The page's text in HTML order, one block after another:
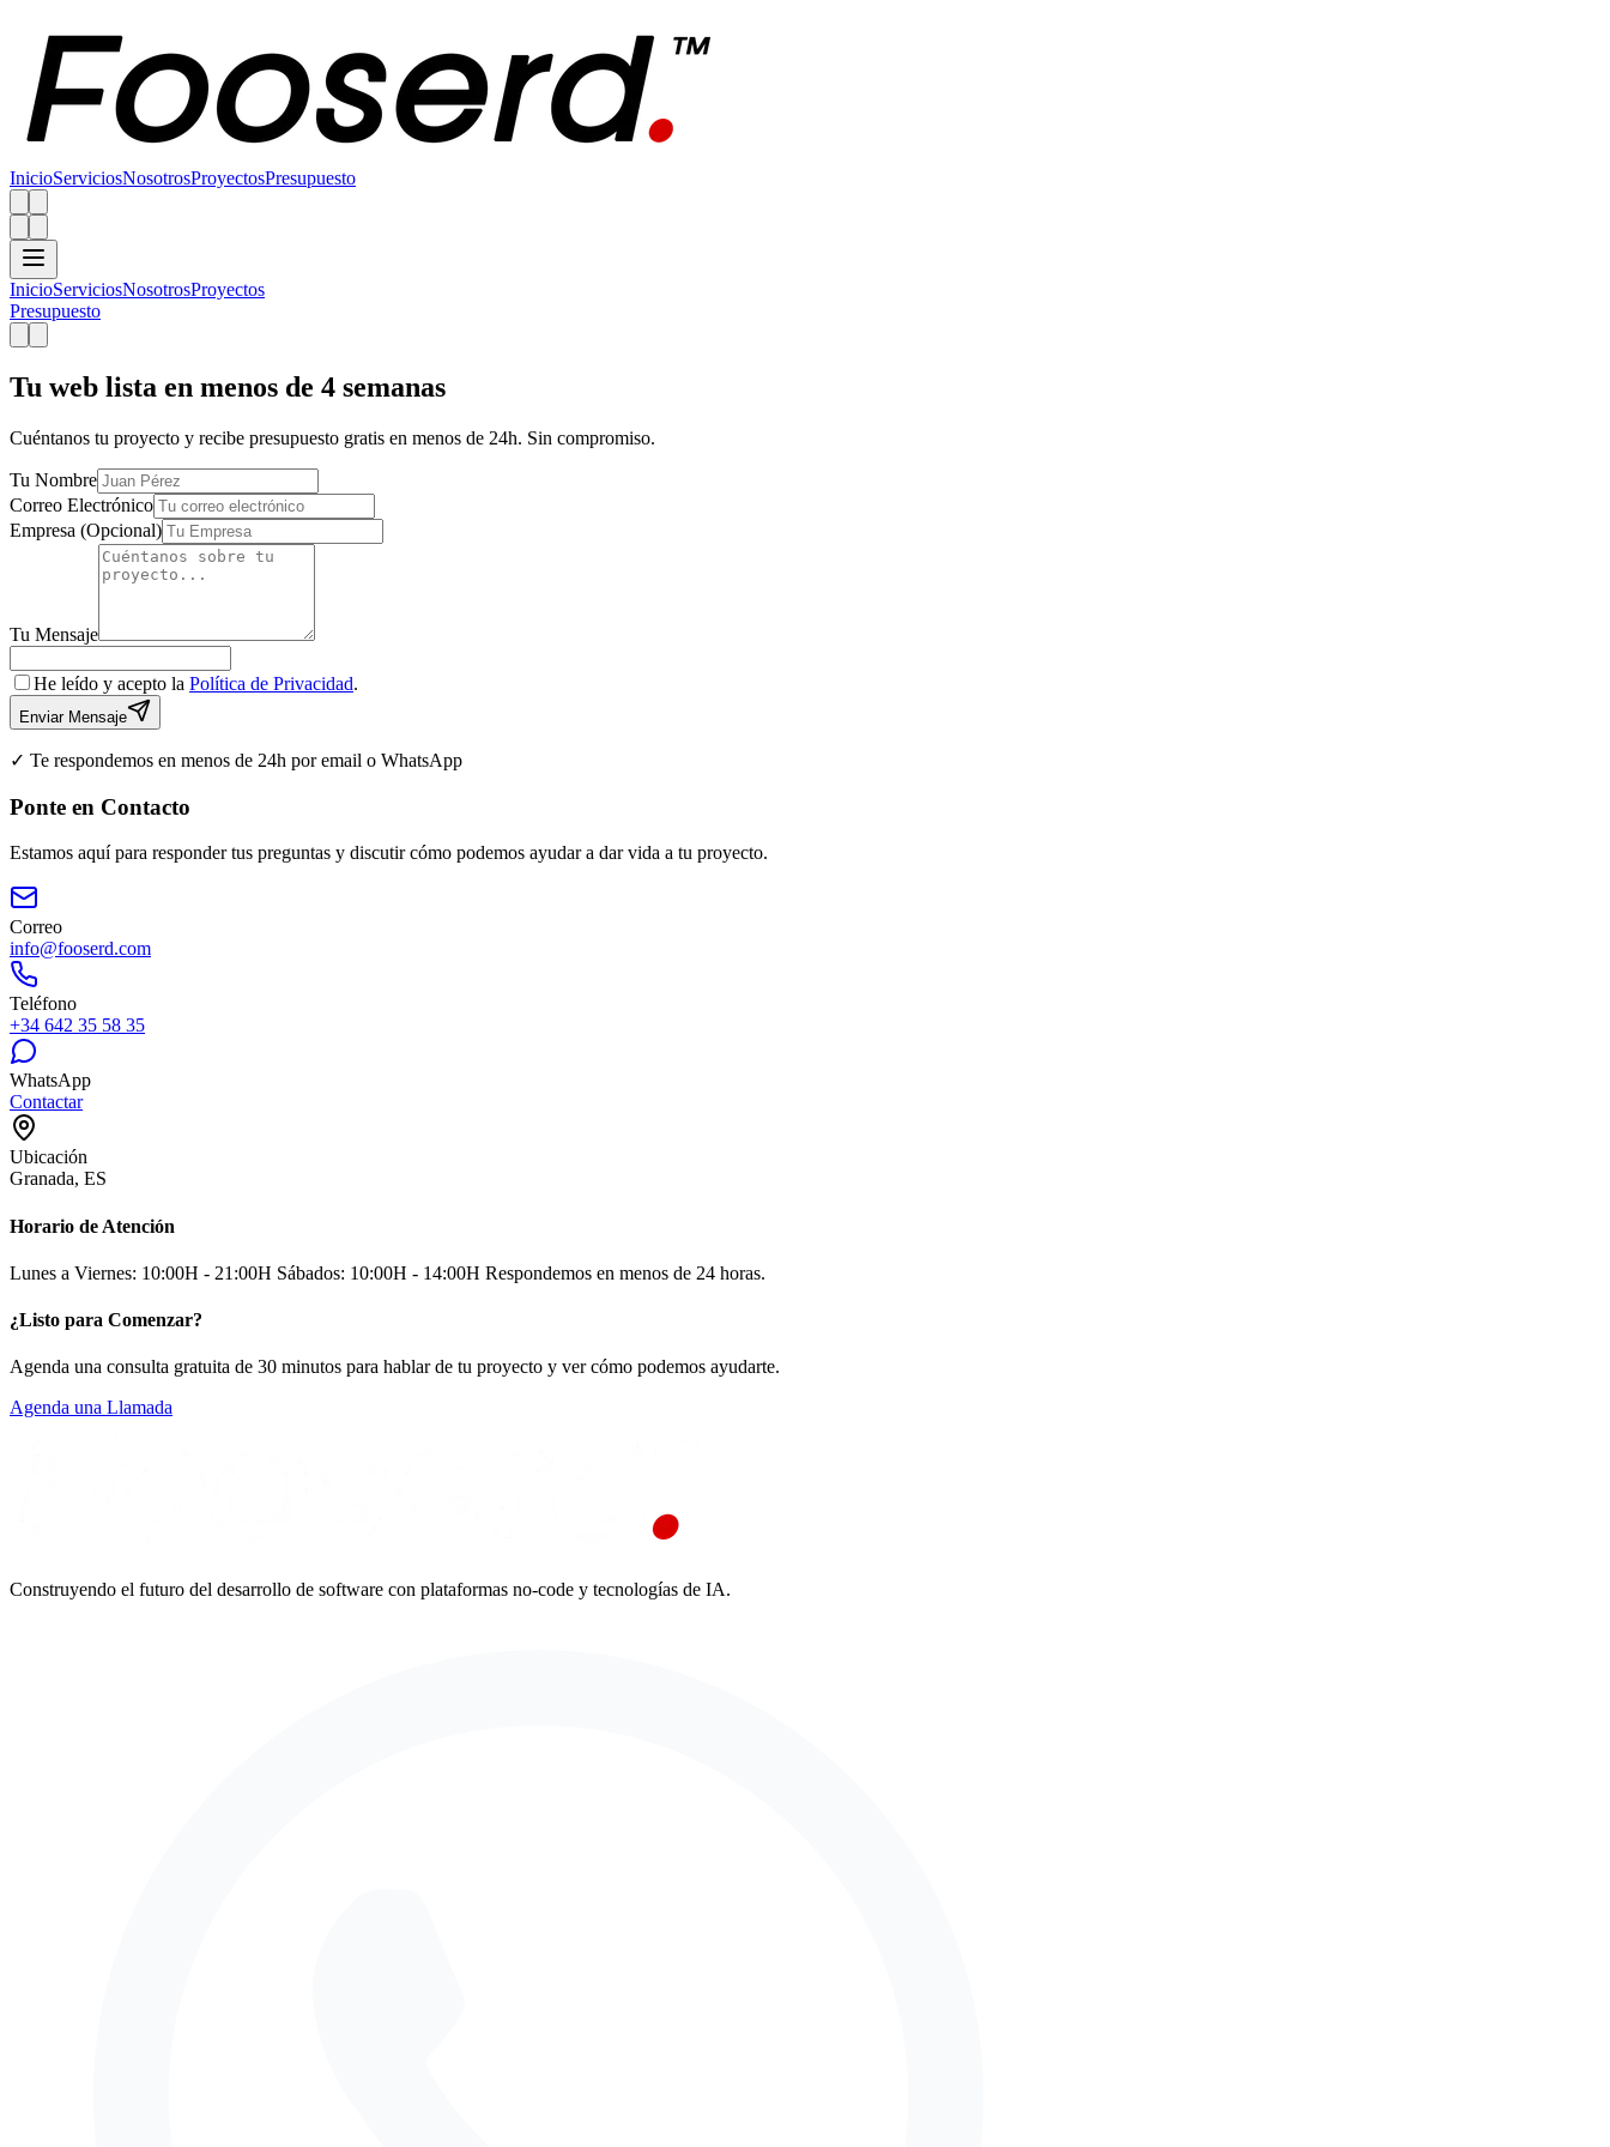
InicioServiciosNosotrosProyectosPresupuesto
InicioServiciosNosotrosProyectos
Presupuesto
Tu web lista en menos de 4 semanas
Cuéntanos tu proyecto y recibe presupuesto gratis en menos de 24h. Sin compromiso.
Tu Nombre
Correo Electrónico
Empresa (Opcional)
Tu Mensaje
He leído y acepto la Política de Privacidad.
Enviar Mensaje
✓ Te respondemos en menos de 24h por email o WhatsApp
Ponte en Contacto
Estamos aquí para responder tus preguntas y discutir cómo podemos ayudar a dar vida a tu proyecto.
Correo
info@fooserd.com
Teléfono
+34 642 35 58 35
WhatsApp
Contactar
Ubicación
Granada, ES
Horario de Atención
Lunes a Viernes: 10:00H - 21:00H Sábados: 10:00H - 14:00H Respondemos en menos de 24 horas.
¿Listo para Comenzar?
Agenda una consulta gratuita de 30 minutos para hablar de tu proyecto y ver cómo podemos ayudarte.
Agenda una Llamada
Construyendo el futuro del desarrollo de software con plataformas no-code y tecnologías de IA.